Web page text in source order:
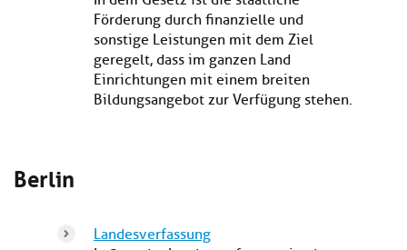
Förderung durch finanzielle und
sonstige Leistungen mit dem Ziel
geregelt, dass im ganzen Land
Einrichtungen mit einem breiten
Bildungsangebot zur Verfügung stehen.
Berlin
Landesverfassung